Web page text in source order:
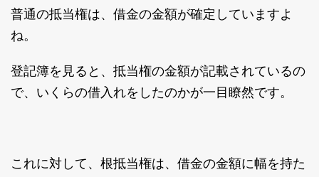
普通の抵当権は、借金の金額が確定していますよ
ね。
登記簿を見ると、抵当権の金額が記載されているの
で、いくらの借入れをしたのかが一目瞭然です。
これに対して、根抵当権は、借金の金額に幅を持た